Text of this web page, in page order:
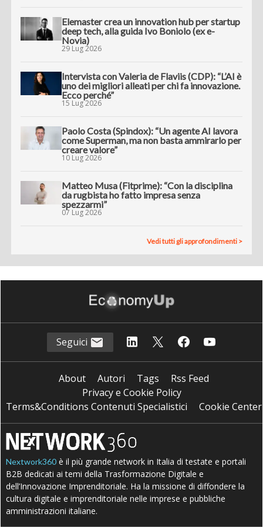
Elemaster crea un innovation hub per startup
deep tech, alla guida Ivo Boniolo (ex e-
Novia)
29 Lug 2026
Intervista con Valeria de Flaviis (CDP): “L’AI è
uno dei migliori alleati per chi fa innovazione.
Ecco perché”
15 Lug 2026
Paolo Costa (Spindox): “Un agente AI lavora
come Superman, ma non basta ammirarlo per
creare valore”
10 Lug 2026
Matteo Musa (Fitprime): “Con la disciplina
da rugbista ho fatto impresa senza
spezzarmi”
07 Lug 2026
Vedi tutti gli approfondimenti >
Seguici
About Autori Tags
Rss Feed
Privacy e Cookie Policy
Terms&Conditions Contenuti Specialistici
Cookie Center
Nextwork360 è il più grande network in Italia di testate e portali
B2B dedicati ai temi della Trasformazione Digitale e
dell’Innovazione Imprenditoriale. Ha la missione di diffondere la
cultura digitale e imprenditoriale nelle imprese e pubbliche
amministrazioni italiane.